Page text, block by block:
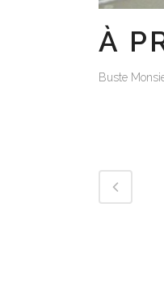
À
Buste